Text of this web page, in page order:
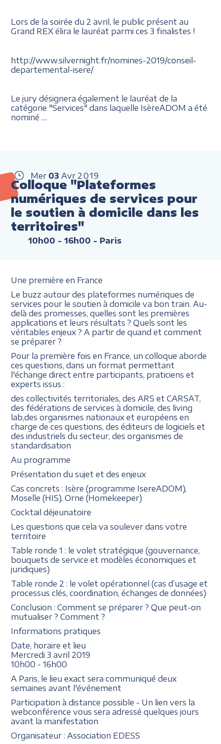
Lors de la soirée du 2 avril, le public présent au
Grand REX élira le lauréat parmi ces 3 finalistes !
http://www.silvernight.fr/nomines-2019/conseil-
departemental-isere/
Le jury désignera également le lauréat de la
catégorie "Services" dans laquelle IsèreADOM a été
nominé ....
Mer 03 Avr 2019
Colloque "Plateformes
numériques de services pour
le soutien à domicile dans les
territoires"
10h00 - 16h00 - Paris
Une première en France
Le buzz autour des plateformes numériques de
services pour le soutien à domicile va bon train. Au-
delà des promesses, quelles sont les premières
applications et leurs résultats ? Quels sont les
véritables enjeux ? A partir de quand et comment
se préparer ?
Pour la première fois en France, un colloque aborde
ces questions, dans un format permettant
l'échange direct entre participants, praticiens et
experts issus :
des collectivités territoriales, des ARS et CARSAT,
des fédérations de services à domicile, des living
lab,des organismes nationaux et européens en
charge de ces questions, des éditeurs de logiciels et
des industriels du secteur, des organismes de
standardisation
Au programme
Présentation du sujet et des enjeux
Cas concrets : Isère (programme IsereADOM),
Moselle (HIS), Orne (Homekeeper)
Cocktail déjeunatoire
Les questions que cela va soulever dans votre
territoire
Table ronde 1 : le volet stratégique (gouvernance,
bouquets de service et modèles économiques et
juridiques)
Table ronde 2 : le volet opérationnel (cas d’usage et
processus clés, coordination, échanges de données)
Conclusion : Comment se préparer ? Que peut-on
mutualiser ? Comment ?
Informations pratiques
Date, horaire et lieu
Mercredi 3 avril 2019
10h00 - 16h00
A Paris, le lieu exact sera communiqué deux
semaines avant l'événement
Participation à distance possible - Un lien vers la
webconférence vous sera adressé quelques jours
avant la manifestation
Organisateur : Association EDESS